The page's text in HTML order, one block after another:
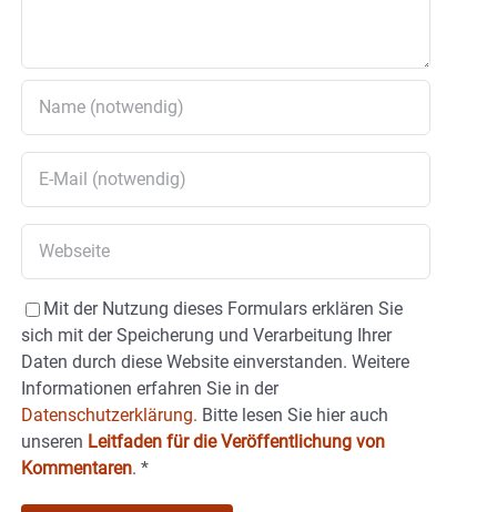
Mit der Nutzung dieses Formulars erklären Sie
sich mit der Speicherung und Verarbeitung Ihrer
Daten durch diese Website einverstanden. Weitere
Informationen erfahren Sie in der
Datenschutzerklärung. Bitte lesen Sie hier auch
unseren Leitfaden für die Veröffentlichung von
Kommentaren. *